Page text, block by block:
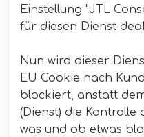
Einstellung "JTL
für diesen Dienst
Nun wird dieser
EU Cookie nach
blockiert, anstatt
(Dienst) die
was und ob etwas